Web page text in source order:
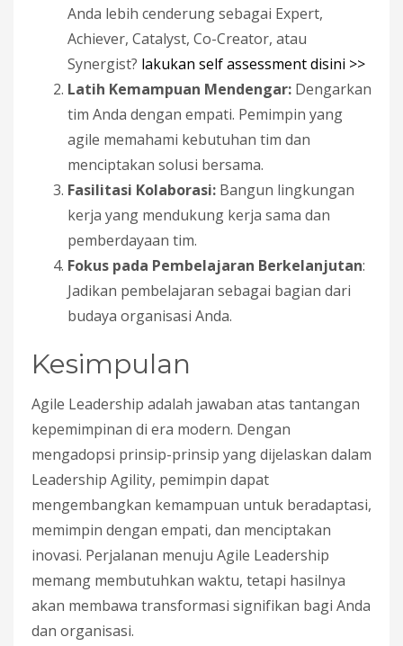
Anda lebih cenderung sebagai Expert,
Achiever, Catalyst, Co-Creator, atau
Synergist? lakukan self assessment disini >>
Latih Kemampuan Mendengar: Dengarkan
tim Anda dengan empati. Pemimpin yang
agile memahami kebutuhan tim dan
menciptakan solusi bersama.
Fasilitasi Kolaborasi: Bangun lingkungan
kerja yang mendukung kerja sama dan
pemberdayaan tim.
Fokus pada Pembelajaran Berkelanjutan:
Jadikan pembelajaran sebagai bagian dari
budaya organisasi Anda.
Kesimpulan
Agile Leadership adalah jawaban atas tantangan
kepemimpinan di era modern. Dengan
mengadopsi prinsip-prinsip yang dijelaskan dalam
Leadership Agility, pemimpin dapat
mengembangkan kemampuan untuk beradaptasi,
memimpin dengan empati, dan menciptakan
inovasi. Perjalanan menuju Agile Leadership
memang membutuhkan waktu, tetapi hasilnya
akan membawa transformasi signifikan bagi Anda
dan organisasi.